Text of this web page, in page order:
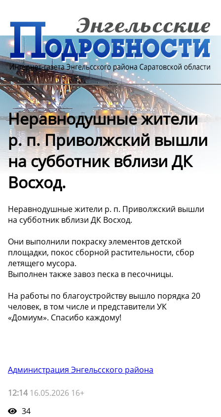
Неравнодушные жители
р. п. Приволжский вышли
на субботник вблизи ДК
Восход.
Неравнодушные жители р. п. Приволжский вышли
на субботник вблизи ДК Восход.
Они выполнили покраску элементов детской
площадки, покос сборной растительности, сбор
летящего мусора.
Выполнен также завоз песка в песочницы.
На работы по благоустройству вышло порядка 20
человек, в том числе и представители УК
«Домиум». Спасибо каждому!
Администрация Энгельсского района
12:1416.05.2026 16+
34